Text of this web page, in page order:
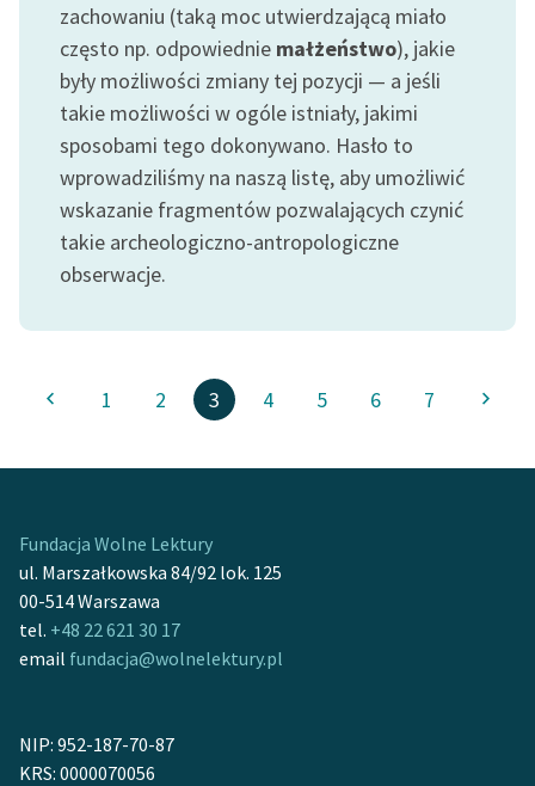
zachowaniu (taką moc utwierdzającą miało
często np. odpowiednie małżeństwo), jakie
były możliwości zmiany tej pozycji — a jeśli
takie możliwości w ogóle istniały, jakimi
sposobami tego dokonywano. Hasło to
wprowadziliśmy na naszą listę, aby umożliwić
wskazanie fragmentów pozwalających czynić
takie archeologiczno-antropologiczne
obserwacje.
1 2 3 4 5 6 7
Fundacja Wolne Lektury
ul. Marszałkowska 84/92 lok. 125
00-514 Warszawa
tel. +48 22 621 30 17
email fundacja@wolnelektury.pl
NIP: 952-187-70-87
KRS: 0000070056